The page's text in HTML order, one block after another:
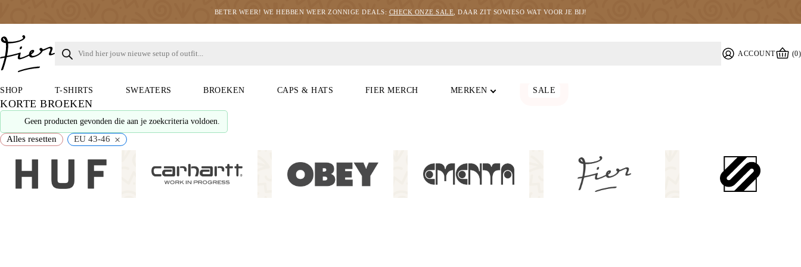
BETER WEER! WE HEBBEN WEER ZONNIGE DEALS: CHECK ONZE SALE , DAAR ZIT SOWIESO WAT VOOR JE BIJ!
ACCOUNT (0)
SHOP T-SHIRTS SWEATERS BROEKEN CAPS & HATS FIER MERCH MERKEN SALE
KORTE BROEKEN
Geen producten gevonden die aan je zoekcriteria voldoen.
Alles resetten EU 43-46 ×